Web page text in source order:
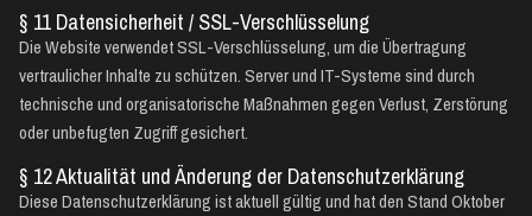
§ 11 Datensicherheit / SSL-Verschlüsselung
Die Website verwendet SSL-Verschlüsselung, um die Übertragung
vertraulicher Inhalte zu schützen. Server und IT-Systeme sind durch
technische und organisatorische Maßnahmen gegen Verlust, Zerstörung
oder unbefugten Zugriff gesichert.
§ 12 Aktualität und Änderung der Datenschutzerklärung
Diese Datenschutzerklärung ist aktuell gültig und hat den Stand Oktober